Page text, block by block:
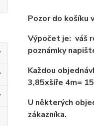
Pozor do košíku
Výpočet je: váš
poznámky
Každou
3,85xšíře 4m=
U některých
zákazníka.